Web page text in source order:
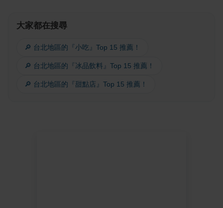
大家都在搜尋
🔎 台北地區的『小吃』Top 15 推薦！
🔎 台北地區的『冰品飲料』Top 15 推薦！
🔎 台北地區的『甜點店』Top 15 推薦！